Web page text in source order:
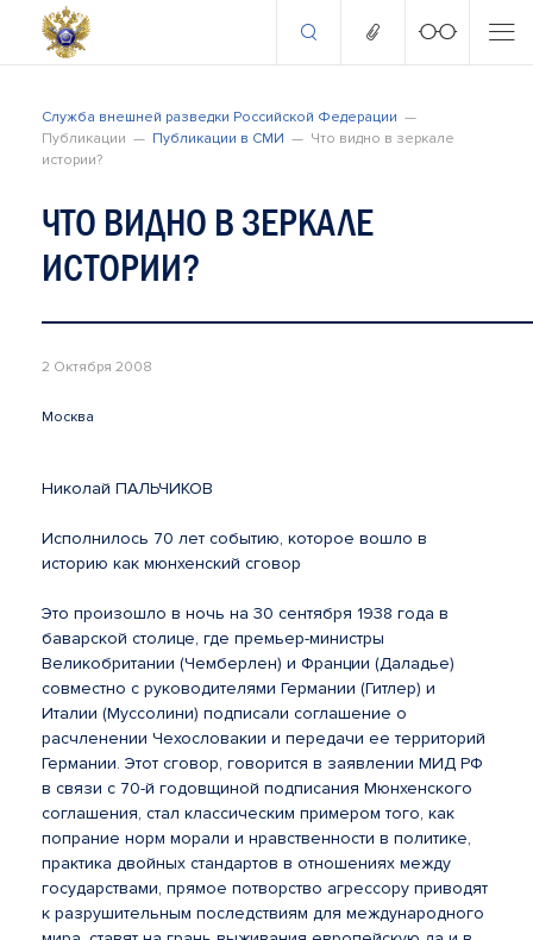
Служба внешней разведки Российской Федерации
Публикации
Публикации в СМИ
Что видно в зеркале
истории?
ЧТО ВИДНО В ЗЕРКАЛЕ
ИСТОРИИ?
2 Октября 2008
Москва
Николай ПАЛЬЧИКОВ
Исполнилось 70 лет событию, которое вошло в
историю как мюнхенский сговор
Это произошло в ночь на 30 сентября 1938 года в
баварской столице, где премьер-министры
Великобритании (Чемберлен) и Франции (Даладье)
совместно с руководителями Германии (Гитлер) и
Италии (Муссолини) подписали соглашение о
расчленении Чехословакии и передачи ее территорий
Германии. Этот сговор, говорится в заявлении МИД РФ
в связи с 70-й годовщиной подписания Мюнхенского
соглашения, стал классическим примером того, как
попрание норм морали и нравственности в политике,
практика двойных стандартов в отношениях между
государствами, прямое потворство агрессору приводят
к разрушительным последствиям для международного